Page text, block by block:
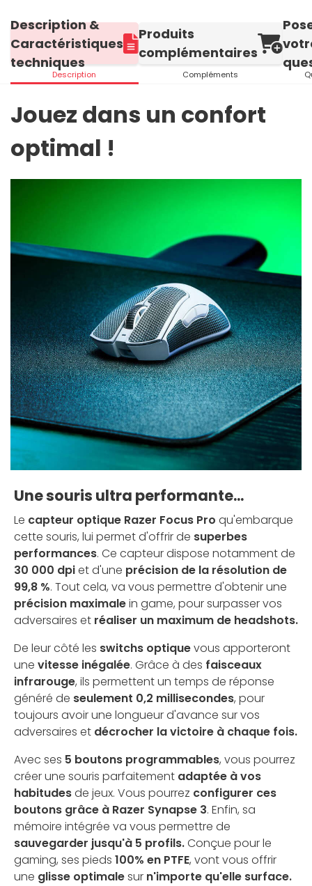
Description &
Caractéristiques
techniques
Description
Produits
complémentaires
Compléments
Jouez dans un confort
optimal !
Une souris ultra performante...
Le capteur optique Razer Focus Pro qu'embarque
cette souris, lui permet d'offrir de superbes
performances. Ce capteur dispose notamment de
30 000 dpiet d'une précision de la résolution de
99,8 %. Tout cela, va vous permettre d'obtenir une
précision maximalein game, pour surpasser vos
adversaires et réaliser un maximum de headshots.
De leur côté les switchs optiquevous apporteront
une vitesse inégalée. Grâce à des faisceaux
infrarouge, ils permettent un temps de réponse
généré de seulement 0,2 millisecondes, pour
toujours avoir une longueur d'avance sur vos
adversaires et décrocher la victoire à chaque fois.
Avec ses 5 boutons programmables, vous pourrez
créer une souris parfaitement adaptée à vos
habitudesde jeux. Vous pourrez configurer ces
boutons grâce à Razer Synapse 3. Enfin, sa
mémoire intégrée va vous permettre de
sauvegarder jusqu'à 5 profils.Conçue pour le
gaming, ses pieds 100% en PTFE, vont vous offrir
une glisse optimalesur n'importe qu'elle surface.